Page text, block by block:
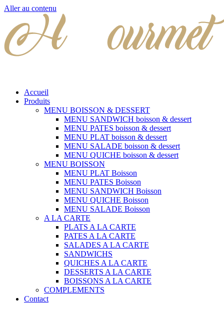
Aller au contenu
Accueil
Produits
MENU BOISSON & DESSERT
MENU SANDWICH boisson & dessert
MENU PATES boisson & dessert
MENU PLAT boisson & dessert
MENU SALADE boisson & dessert
MENU QUICHE boisson & dessert
MENU BOISSON
MENU PLAT Boisson
MENU PATES Boisson
MENU SANDWICH Boisson
MENU QUICHE Boisson
MENU SALADE Boisson
A LA CARTE
PLATS A LA CARTE
PATES A LA CARTE
SALADES A LA CARTE
SANDWICHS
QUICHES A LA CARTE
DESSERTS A LA CARTE
BOISSONS A LA CARTE
COMPLEMENTS
Contact